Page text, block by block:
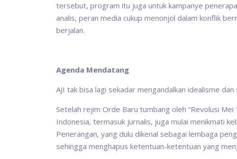
tersebut, program itu juga untuk kampanye
analis, peran media cukup menonjol dalam konflik
berjalan.
Agenda Mendatang
AJI tak bisa lagi sekadar mengandalkan idealisme
Setelah rejim Orde Baru tumbang oleh “Revolusi
Indonesia, termasuk jurnalis, juga mulai menikmati
Penerangan, yang dulu dikenal sebagai lembaga
sehingga menghapus ketentuan-ketentuan yang